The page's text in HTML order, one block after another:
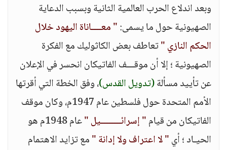
وبعد اندلاع الحرب العالمية الثانية وبسبب الدعاية
الصهيونية حول ما يسمى:" معــــاناة اليهود خلال
الحكم النازي "تعاطف بعض الكاثوليك مع الفكرة
الصهيونية ؛ إلا أن موقـــف الفاتيكان انحسر في الإعلان
عن تأييد مسألة(تدويل القدس)، وفق الخطة التي أقرتها
الأمم المتحدة حول فلسطين عام 1947م، وكان موقف
الفاتيكان من قيام" إسرائــــــــيل "
عام 1948م هو
الحيـاد ؛ أي" لا اعتراف ولا إدانة "مع تزايد الاهتمام